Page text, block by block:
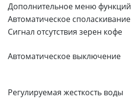
Дополнительное меню функций
Автоматическое споласкивание
Сигнал отсутствия зерен кофе
Автоматическое выключение
Регулируемая жесткость воды